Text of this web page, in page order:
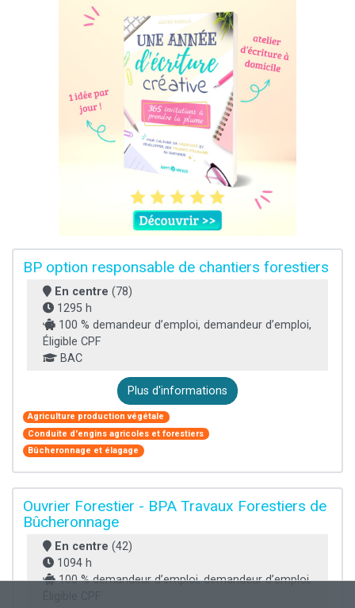
BP option responsable de chantiers forestiers
En centre (78)
1295 h
100 % demandeur d’emploi, demandeur d’emploi,
Éligible CPF
BAC
Plus d'informations
Agriculture production végétale
Conduite d'engins agricoles et forestiers
Bûcheronnage et élagage
Ouvrier Forestier - BPA Travaux Forestiers de
Bûcheronnage
En centre (42)
1094 h
100 % demandeur d’emploi, demandeur d’emploi,